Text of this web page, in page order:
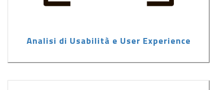
Analisi di Usabilità e User Experience